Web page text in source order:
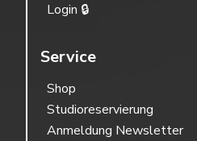
Login 🔒
Service
Shop
Studioreservierung
Anmeldung Newsletter